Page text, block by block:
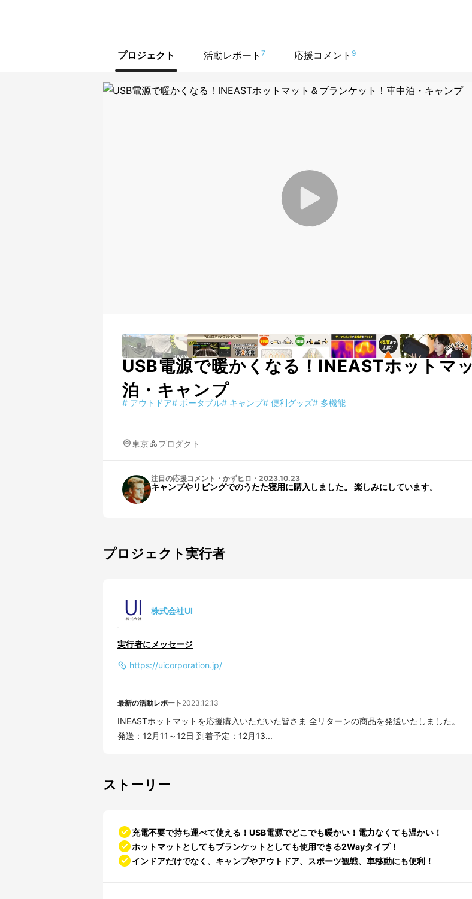
プロジェクト 活動レポート 7 応援コメント 9
USB電源で暖かくなる！INEASTホットマ
泊・キャンプ
# アウトドア# ポータブル# キャンプ# 便利グッズ# 多機能
東京 プロダクト
注目の応援コメント ・ かずヒロ ・ 2023.10.23
キャンプやリビングでのうたた寝用に購入しました。 楽しみにしています。
プロジェクト実行者
株式会社UI
実行者にメッセージ
https://uicorporation.jp/
最新の活動レポート 2023.12.13
INEASTホットマットを応援購入いただいた皆さま 全リターンの商品を発送いたしました。
発送：12月11～12日 到着予定：12月13...
ストーリー
充電不要で持ち運べて使える！USB電源でどこでも暖かい！電力なくても温かい！
ホットマットとしてもブランケットとしても使用できる2Wayタイプ！
インドアだけでなく、キャンプやアウトドア、スポーツ観戦、車移動にも便利！